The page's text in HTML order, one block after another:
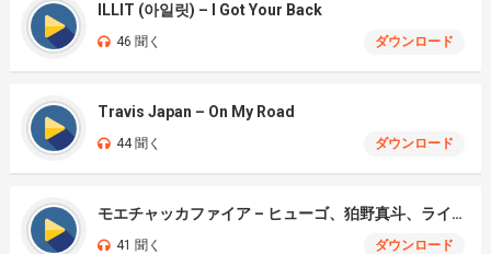
ILLIT (아일릿) – I Got Your Back
46 聞く ダウンロード
Travis Japan – On My Road
44 聞く ダウンロード
モエチャッカファイア – ヒューゴ、狛野真斗、ライト、セヴェリアン (Cover )
41 聞く ダウンロード